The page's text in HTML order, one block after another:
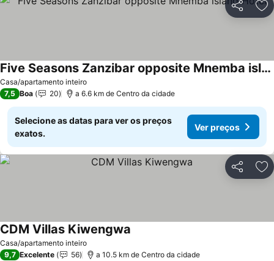
Partilhar
Casa/apartamento inteiro
Five Seasons Zanzibar opposite Mnemba island Hotel
7,5 Boa 20 a 6.6 km de Centro da cidade
Selecione as datas para ver os preços
exatos.
Ver preços
Partilhar
Casa/apartamento inteiro
CDM Villas Kiwengwa
9,7 Excelente 56 a 10.5 km de Centro da cidade